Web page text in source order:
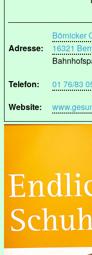
Adresse:
Börnicker
16321
Telefon:
01 76/83
Website: